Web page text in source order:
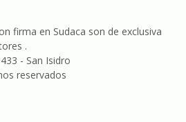
firma en Sudaca son de exclusiva
.
- San Isidro
reservados